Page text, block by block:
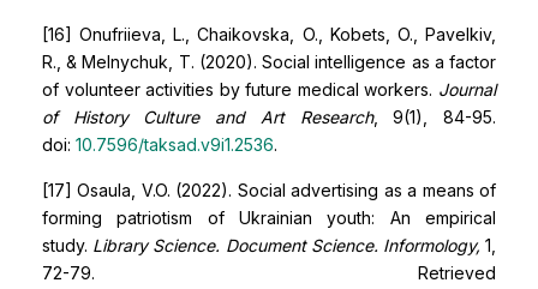
[16] Onufriieva, L., Chaikovska, O., Kobets, O., Pavelkiv,
R., & Melnychuk, T. (2020). Social intelligence as a factor
of volunteer activities by future medical workers. Journal
of History Culture and Art Research, 9(1), 84-95.
doi: 10.7596/taksad.v9i1.2536.
[17] Osaula, V.O. (2022). Social advertising as a means of
forming patriotism of Ukrainian youth: An empirical
study. Library Science. Document Science. Informology,1,
72-79. Retrieved